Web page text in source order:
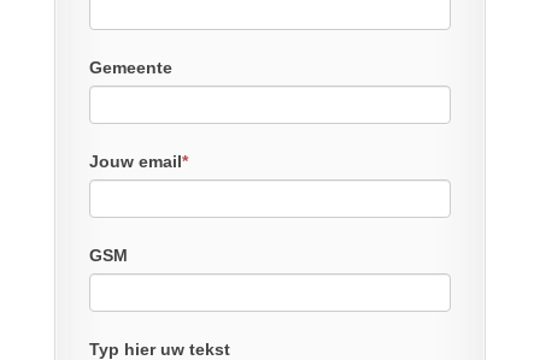
Gemeente
Jouw email*
GSM
Typ hier uw tekst